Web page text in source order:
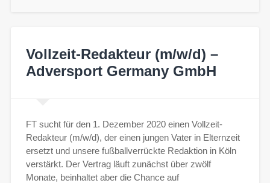
Vollzeit-Redakteur (m/w/d) –
Adversport Germany GmbH
FT sucht für den 1. Dezember 2020 einen Vollzeit-
Redakteur (m/w/d), der einen jungen Vater in Elternzeit
ersetzt und unsere fußballverrückte Redaktion in Köln
verstärkt. Der Vertrag läuft zunächst über zwölf
Monate, beinhaltet aber die Chance auf